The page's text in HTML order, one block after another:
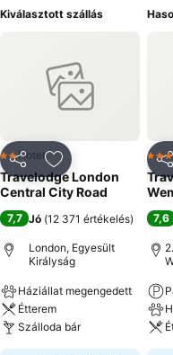
Kiválasztott szállás
MegosztásHozzáadás a
2 Kategória
Hotel
Travelodge London
Central City Road
7,7 Jó (12 371 értékelés)
London, Egyesült
Királyság
Háziállat megengedett
Étterem
Szálloda bár
3
7,6